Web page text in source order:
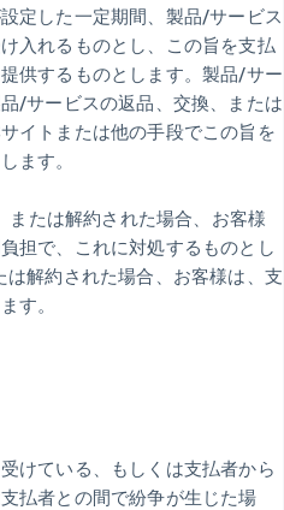
定した一定期間、製品/サービス
入れるものとし、この旨を支払
供するものとします。製品/サー
/サービスの返品、交換、または
イトまたは他の手段でこの旨を
ます。
たは解約された場合、お客様
担で、これに対処するものとし
解約された場合、お客様は、支
す。
けている、もしくは支払者から
払者との間で紛争が生じた場